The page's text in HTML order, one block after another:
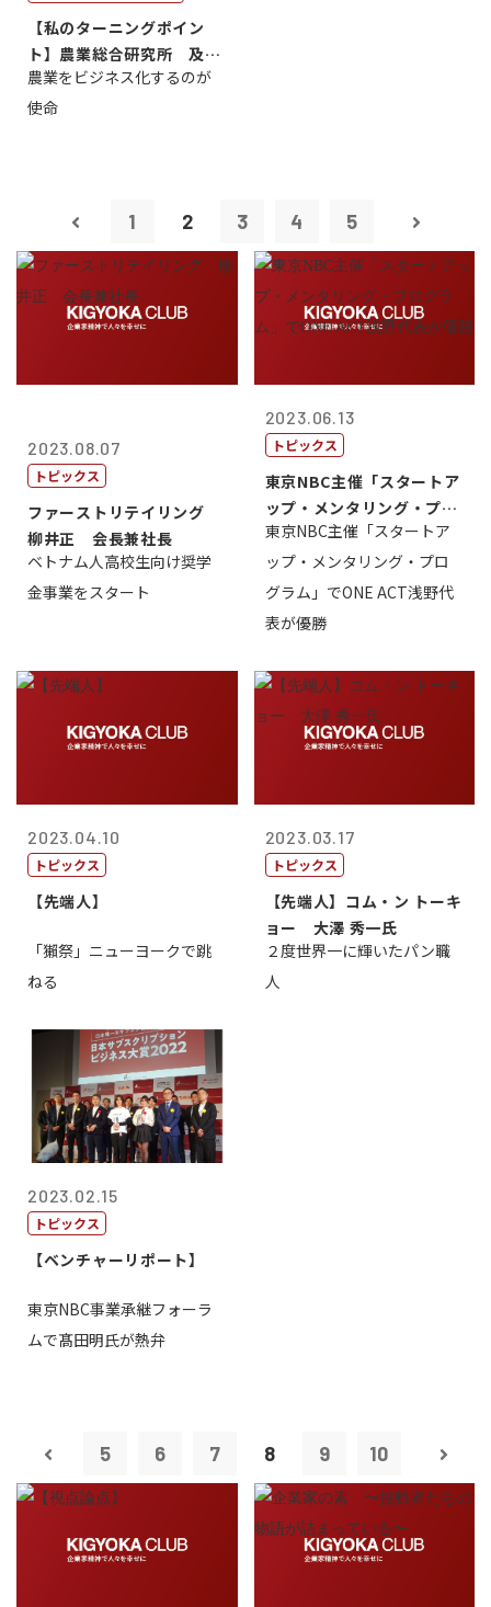
【私のターニングポイン
ト】農業総合研究所 及川
智正
農業をビジネス化するのが
使命
1 2 3 4 5
2023.08.07
トピックス
ファーストリテイリング
柳井正 会長兼社長
ベトナム人高校生向け奨学
金事業をスタート
2023.06.13
トピックス
東京NBC主催「スタートア
ップ・メンタリング・プロ
グラム」で...
東京NBC主催「スタートア
ップ・メンタリング・プロ
グラム」でONE ACT浅野代
表が優勝
2023.04.10
トピックス
【先端人】
「獺祭」ニューヨークで跳
ねる
2023.03.17
トピックス
【先端人】コム・ン トーキ
ョー 大澤 秀一氏
２度世界一に輝いたパン職
人
2023.02.15
トピックス
【ベンチャーリポート】
東京NBC事業承継フォーラ
ムで髙田明氏が熱弁
5 6 7 8 9 10